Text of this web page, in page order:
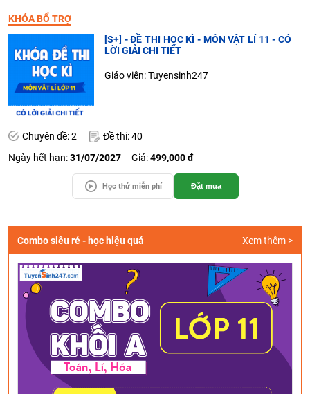
KHÓA BỔ TRỢ
[S+] - ĐỀ THI HỌC KÌ - MÔN VẬT LÍ 11 - CÓ
LỜI GIẢI CHI TIẾT
Giáo viên: Tuyensinh247
Chuyên đề: 2
Đề thi: 40
Ngày hết hạn:31/07/2027 Giá:499,000 đ
Học thử miễn phí Đặt mua
Combo siêu rẻ - học hiệu quả Xem thêm >